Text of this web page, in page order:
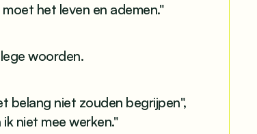
het leven en ademen."
woorden.
belang niet zouden begrijpen",
niet mee werken."